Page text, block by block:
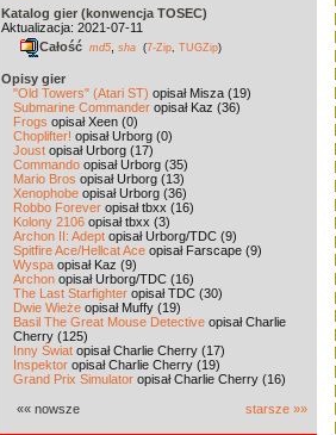
Katalog gier (konwencja TOSEC)
Aktualizacja: 2021-07-11
Całość md5 sha (7-Zip TUGZip)
Opisy gier
"Old Towers" (Atari ST) opisał Misza (19)
Submarine Commander opisał Kaz (36)
Frogs opisał Xeen (0)
Choplifter! opisał Urborg (0)
Joust opisał Urborg (17)
Commando opisał Urborg (35)
Mario Bros opisał Urborg (13)
Xenophobe opisał Urborg (36)
Robbo Forever opisał tbxx (16)
Kolony 2106 opisał tbxx (3)
Archon II: Adept opisał Urborg/TDC (9)
Spitfire Ace/Hellcat Ace opisał Farscape (9)
Wyspa opisał Kaz (9)
Archon opisał Urborg/TDC (16)
The Last Starfighter opisał TDC (30)
Dwie Wieże opisał Muffy (19)
Basil The Great Mouse Detective opisał Charlie
Cherry (125)
Inny Świat opisał Charlie Cherry (17)
Inspektor opisał Charlie Cherry (19)
Grand Prix Simulator opisał Charlie Cherry (16)
«« nowsze starsze »»